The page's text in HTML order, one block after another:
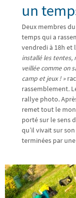
un
Deux membres
temps qui a
vendredi à 18h et
installé les tentes,
veillée comme on
camp et jeux ! »
rassemblement.
rallye photo.
remet tout le
porté sur le sens
qu’il vivait sur
terminées par